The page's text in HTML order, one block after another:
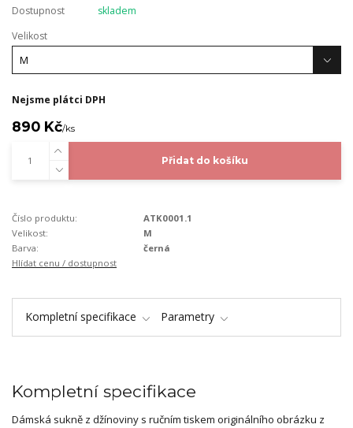
Dostupnost
skladem
Velikost
Nejsme plátci DPH
890 Kč/ks
Přidat do košíku
Číslo produktu:
ATK0001.1
Velikost:
M
Barva:
černá
Hlídat cenu / dostupnost
Kompletní specifikace Parametry
Kompletní specifikace
Dámská sukně z džínoviny s ručním tiskem originálního obrázku z